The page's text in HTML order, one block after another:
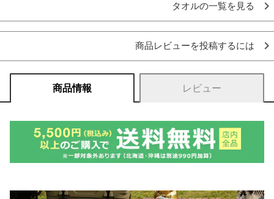
タオルの一覧を見る
商品レビューを投稿するには
商品情報 レビュー